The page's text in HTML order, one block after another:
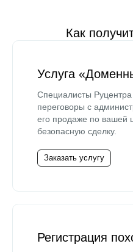
Как
Услуга
Специалисты Руцентра
переговоры с
его продаже по вашей
безопасную сделку.
Заказать услугу
Регистрация